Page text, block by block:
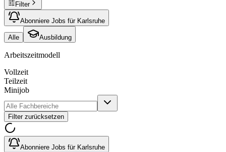
Filter
Abonniere Jobs für Karlsruhe
Alle Ausbildung
Arbeitszeitmodell
Vollzeit
Teilzeit
Minijob
Filter zurücksetzen
Abonniere Jobs für Karlsruhe